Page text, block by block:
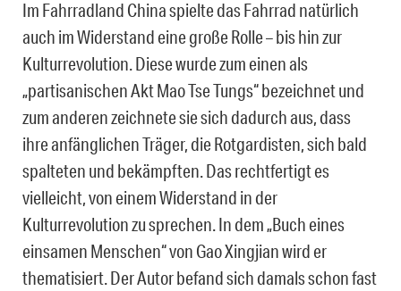
Im Fahrradland China spielte das Fahrrad natürlich
auch im Widerstand eine große Rolle – bis hin zur
Kulturrevolution. Diese wurde zum einen als
„partisanischen Akt Mao Tse Tungs“ bezeichnet und
zum anderen zeichnete sie sich dadurch aus, dass
ihre anfänglichen Träger, die Rotgardisten, sich bald
spalteten und bekämpften. Das rechtfertigt es
vielleicht, von einem Widerstand in der
Kulturrevolution zu sprechen. In dem „Buch eines
einsamen Menschen“ von Gao Xingjian wird er
thematisiert. Der Autor befand sich damals schon fast